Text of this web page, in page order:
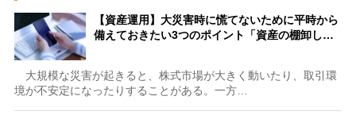
【資産運用】大災害時に慌てないために平時から
備えておきたい3つのポイント「資産の棚卸し…
大規模な災害が起きると、株式市場が大きく動いたり、取引環
境が不安定になったりすることがある。一方…